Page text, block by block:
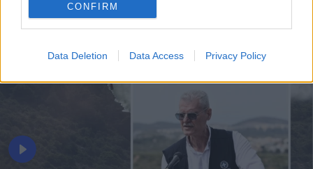
CONFIRM
Data Deletion Data Access Privacy Policy